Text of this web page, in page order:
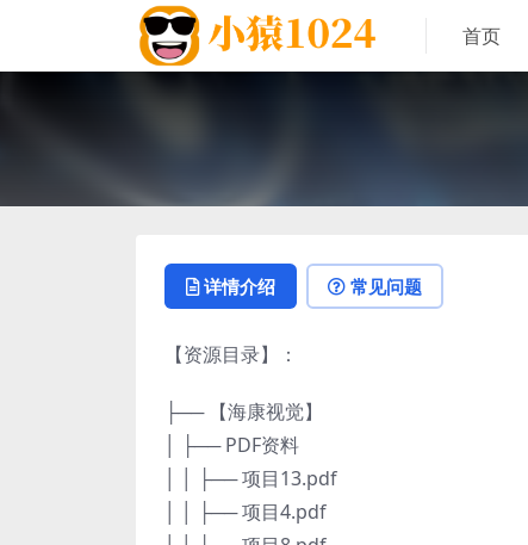
首页
详情介绍 常见问题
【资源目录】：
├── 【海康视觉】
│ ├── PDF资料
│ │ ├── 项目13.pdf
│ │ ├── 项目4.pdf